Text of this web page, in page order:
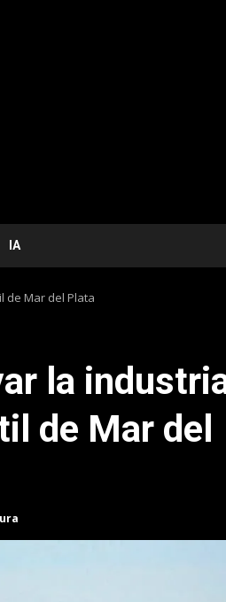
IA
de Mar del Plata
la
de Mar del